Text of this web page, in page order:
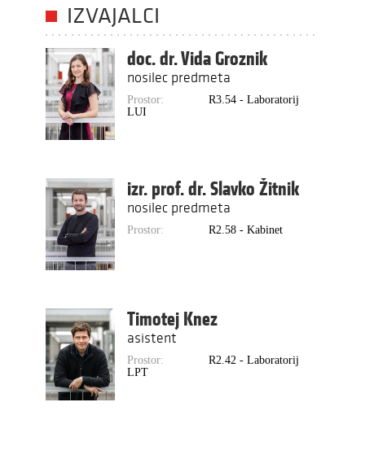
IZVAJALCI
doc. dr. Vida Groznik
nosilec predmeta
Prostor:
R3.54 - Laboratorij
LUI
izr. prof. dr. Slavko Žitnik
nosilec predmeta
Prostor: R2.58 - Kabinet
Timotej Knez
asistent
Prostor:
R2.42 - Laboratorij
LPT